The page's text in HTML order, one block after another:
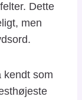
Dette
men
kendt som